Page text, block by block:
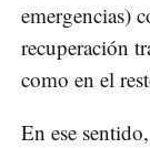
emergencias)
recuperación
como en el
En ese